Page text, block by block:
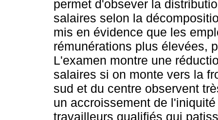
permet d'obsever la
salaires selon la
mis en évidence que les
rémunérations plus élevées,
L'examen montre une
salaires si on monte vers la
sud et du centre observent
un accroissement de
travailleurs qualifiés qui